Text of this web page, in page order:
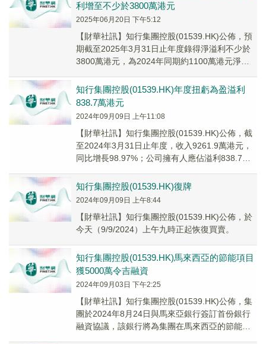
利增至不少於3800萬港元
2025年06月20日 下午5:12
【財華社訊】知行集團控股(01539.HK)公佈，預
期截至2025年3月31日止年度錄得淨溢利不少於
3800萬港元，為2024年同期約1100萬港元淨溢
知行集團控股(01539.HK)年度扭虧為盈溢利
838.7萬港元
2024年09月09日 上午11:08
【財華社訊】知行集團控股(01539.HK)公佈，截
至2024年3月31日止年度，收入9261.9萬港元，
同比增長98.97%；公司擁有人應佔溢利838.7萬
知行集團控股(01539.HK)復牌
2024年09月09日 上午8:44
【財華社訊】知行集團控股(01539.HK)公佈，於
今天（9/9/2024）上午九時正起恢復買賣。
知行集團控股(01539.HK)馬來西亞的節能項目
獲5000萬令吉融資
2024年09月03日 下午2:25
【財華社訊】知行集團控股(01539.HK)公佈，集
團於2024年8月24日與馬來亞銀行簽訂首份銀行
融資協議，該銀行將為集團在馬來西亞的節能項